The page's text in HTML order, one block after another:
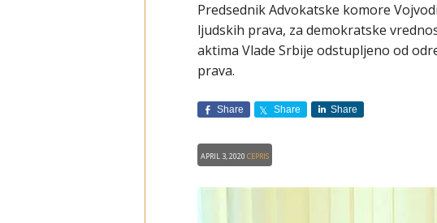
Predsednik Advokatske komore
ljudskih prava, za demokratske
aktima Vlade Srbije odstupljeno od
prava.
Share Share Share
April 3, 2020CEPRIS